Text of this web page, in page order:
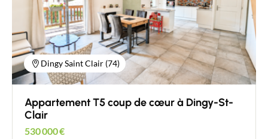
Dingy Saint Clair (74)
Appartement T5 coup de cœur à Dingy-St-
Clair
530 000€